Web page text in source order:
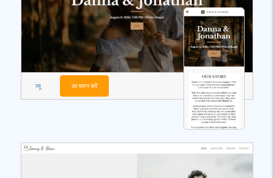
व्यू का चयन करें